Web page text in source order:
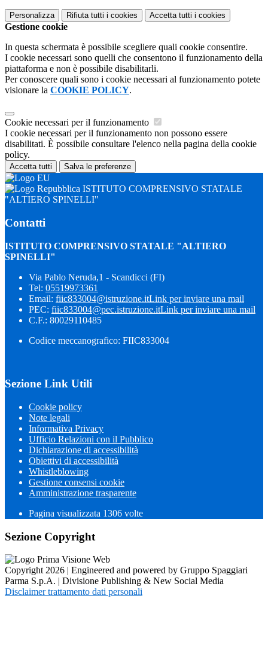
Personalizza Rifiuta tutti i cookies Accetta tutti i cookies
Gestione cookie
In questa schermata è possibile scegliere quali cookie consentire.
I cookie necessari sono quelli che consentono il funzionamento della
piattaforma e non è possibile disabilitarli.
Per conoscere quali sono i cookie necessari al funzionamento potete
visionare la COOKIE POLICY.
Cookie necessari per il funzionamento
I cookie necessari per il funzionamento non possono essere
disabilitati. È possibile consultare l'elenco nella pagina della cookie
policy.
Accetta tutti Salva le preferenze
ISTITUTO COMPRENSIVO STATALE
"ALTIERO SPINELLI"
Contatti
ISTITUTO COMPRENSIVO STATALE "ALTIERO
SPINELLI"
Via Pablo Neruda,1 - Scandicci (FI)
Tel: 05519973361
Email: fiic833004@istruzione.itLink per inviare una mail
PEC: fiic833004@pec.istruzione.itLink per inviare una mail
C.F.: 80029110485
Codice meccanografico: FIIC833004
Sezione Link Utili
Cookie policy
Note legali
Informativa Privacy
Ufficio Relazioni con il Pubblico
Dichiarazione di accessibilità
Obiettivi di accessibilità
Whistleblowing
Gestione consensi cookie
Amministrazione trasparente
Pagina visualizzata 1306 volte
Sezione Copyright
Copyright 2026 | Engineered and powered by Gruppo Spaggiari
Parma S.p.A. | Divisione Publishing & New Social Media
Disclaimer trattamento dati personali